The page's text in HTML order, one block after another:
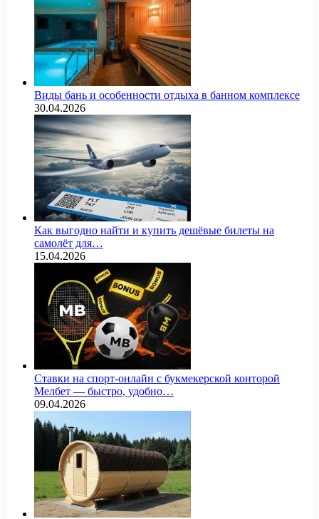
Виды бань и особенности отдыха в банном комплексе
30.04.2026
Как выгодно найти и купить дешёвые билеты на
самолёт для…
15.04.2026
Ставки на спорт-онлайн с букмекерской конторой
Мелбет — быстро, удобно…
09.04.2026